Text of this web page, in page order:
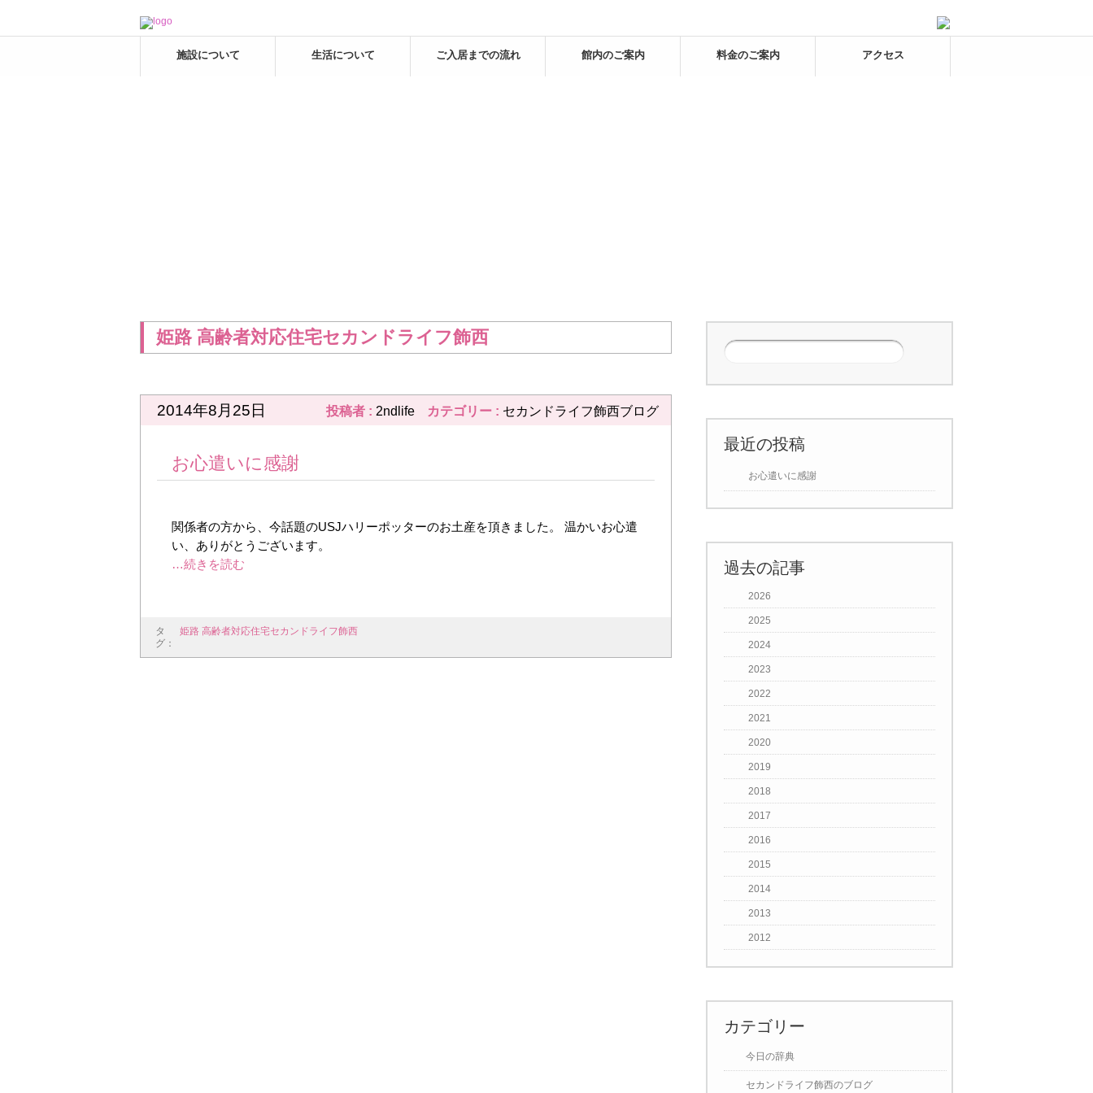
施設について 生活について ご入居までの流れ 館内のご案内 料金のご案内 アクセス
姫路 高齢者対応住宅セカンドライフ飾西
2014年8月25日 投稿者 : 2ndlife カテゴリー : セカンドライフ飾西ブログ
お心遣いに感謝
関係者の方から、今話題のUSJハリーポッターのお土産を頂きました。 温かいお心遣
い、ありがとうございます。
タ
グ：
姫路 高齢者対応住宅セカンドライフ飾西
最近の投稿
お心遣いに感謝
過去の記事
2026
2025
2024
2023
2022
2021
2020
2019
2018
2017
2016
2015
2014
2013
2012
カテゴリー
今日の辞典
セカンドライフ飾西のブログ